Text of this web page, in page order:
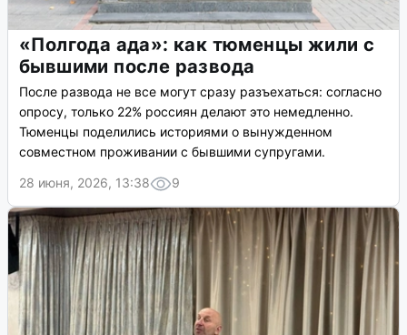
«Полгода ада»: как тюменцы жили с
бывшими после развода
После развода не все могут сразу разъехаться: согласно
опросу, только 22% россиян делают это немедленно.
Тюменцы поделились историями о вынужденном
совместном проживании с бывшими супругами.
28 июня, 2026, 13:38
9